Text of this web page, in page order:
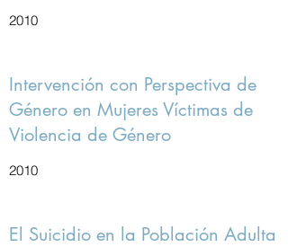
2010
Intervención con Perspectiva de
Género en Mujeres Víctimas de
Violencia de Género
2010
El Suicidio en la Población Adulta